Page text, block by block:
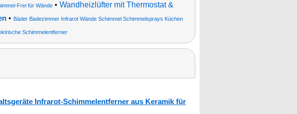
Frei für Wände• Wandheizlüfter mit Thermostat &
• Bäder Badezimmer Infrarot Wände Schimmel Schimmelsprays Küchen
Schimmelentferner
Infrarot-Schimmelentferner aus Keramik für